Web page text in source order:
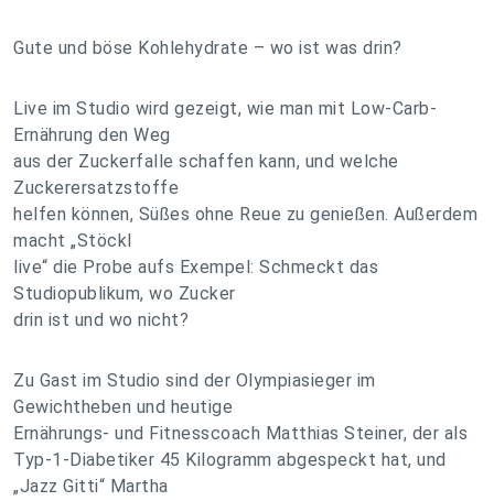
Gute und böse Kohlehydrate – wo ist was drin?
Live im Studio wird gezeigt, wie man mit Low-Carb-
Ernährung den Weg
aus der Zuckerfalle schaffen kann, und welche
Zuckerersatzstoffe
helfen können, Süßes ohne Reue zu genießen. Außerdem
macht „Stöckl
live“ die Probe aufs Exempel: Schmeckt das
Studiopublikum, wo Zucker
drin ist und wo nicht?
Zu Gast im Studio sind der Olympiasieger im
Gewichtheben und heutige
Ernährungs- und Fitnesscoach Matthias Steiner, der als
Typ-1-Diabetiker 45 Kilogramm abgespeckt hat, und
„Jazz Gitti“ Martha